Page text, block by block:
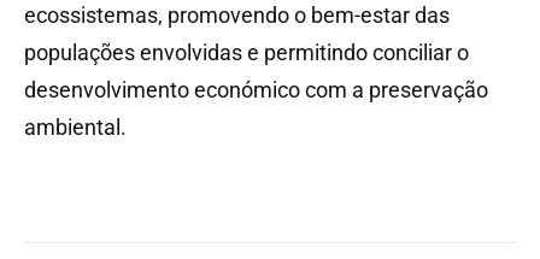
ecossistemas, promovendo o bem-estar das
populações envolvidas e permitindo conciliar o
desenvolvimento económico com a preservação
ambiental.